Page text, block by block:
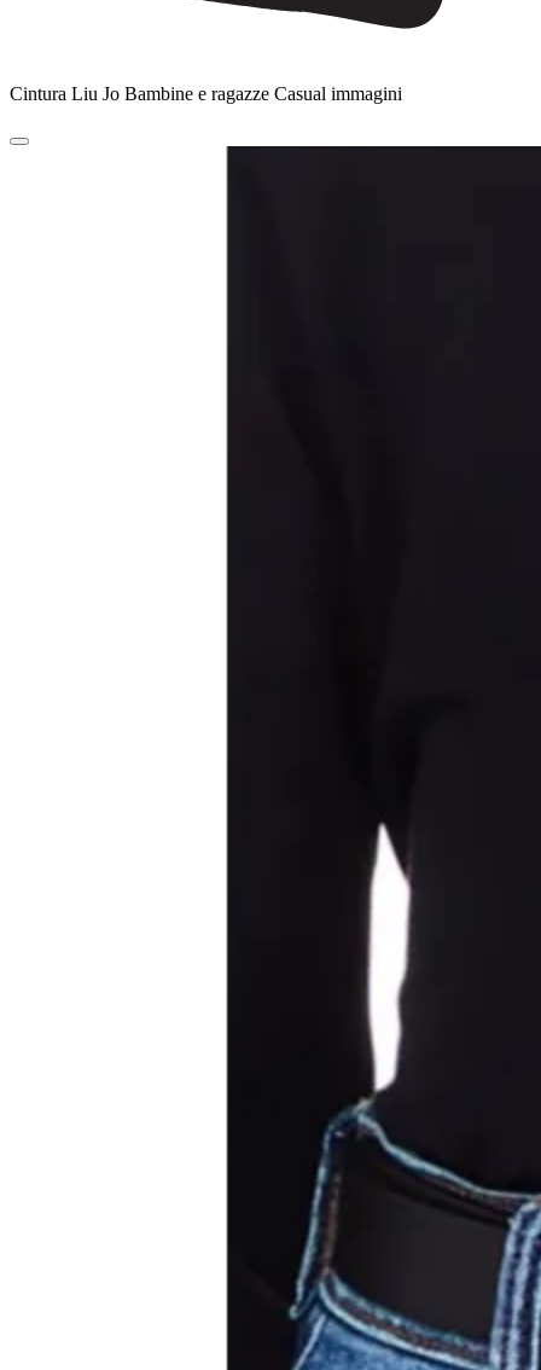
Cintura Liu Jo Bambine e ragazze Casual immagini